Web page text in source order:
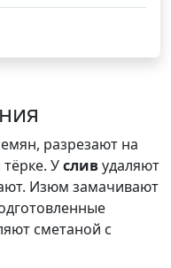
разрезают на
Усливудаляют
Изюм замачивают
сметаной с